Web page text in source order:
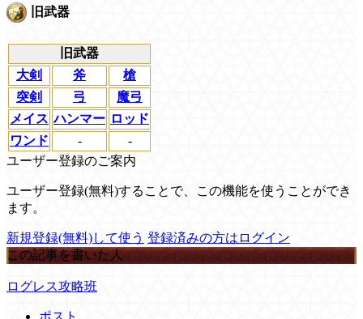
旧武器
旧武器
大剣
斧
槍
突剣
弓
魔弓
メイス ハンマー ロッド
ワンド
-
-
ユーザー登録のご案内
ユーザー登録(無料)することで、この機能を使うことができ
ます。
新規登録(無料)して使う 登録済みの方はログイン
この記事を書いた人
ログレス攻略班
ポスト